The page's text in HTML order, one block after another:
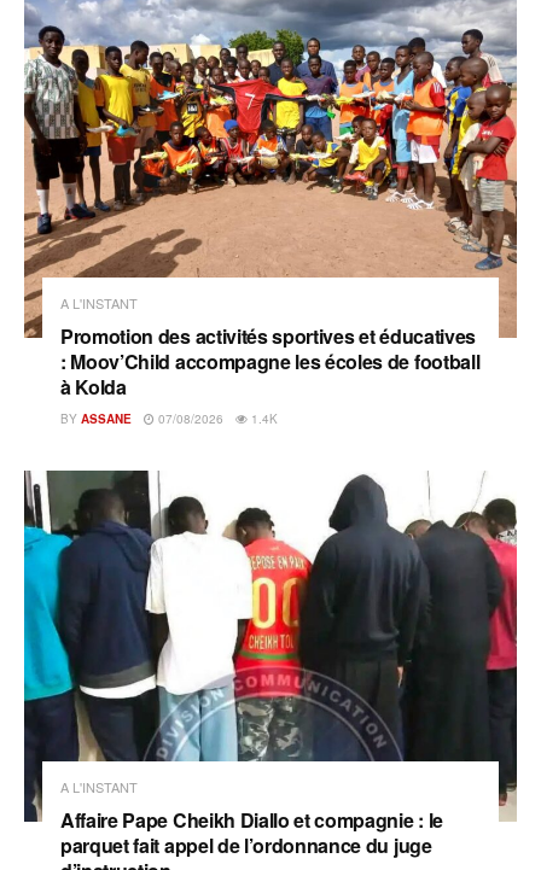
A L'INSTANT
Promotion des activités sportives et éducatives
: Moov’Child accompagne les écoles de football
à Kolda
BY ASSANE 07/08/2026 1.4K
A L'INSTANT
Affaire Pape Cheikh Diallo et compagnie : le
parquet fait appel de l’ordonnance du juge